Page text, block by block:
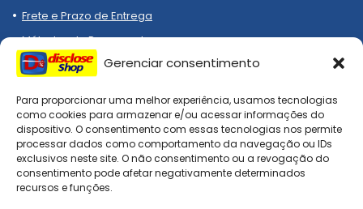
Gerenciar consentimento
Para proporcionar uma melhor experiência, usamos tecnologias
como cookies para armazenar e/ou acessar informações do
dispositivo. O consentimento com essas tecnologias nos permite
processar dados como comportamento da navegação ou IDs
exclusivos neste site. O não consentimento ou a revogação do
consentimento pode afetar negativamente determinados
recursos e funções.
Frete e Prazo de Entrega
Métodos de Pagamento
Compre melhor, compra
segura!